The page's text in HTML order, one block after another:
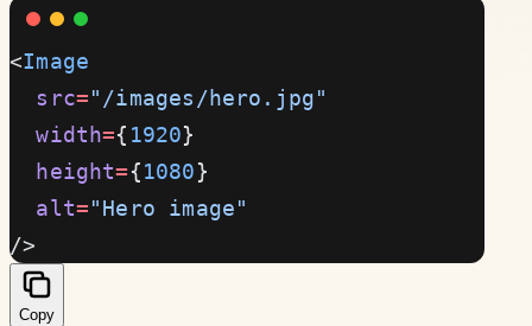
<Image
  src
="/images/hero.jpg"
  width
={ 1920}
  height
={1080}
  alt
="Hero image"
/>
Copy